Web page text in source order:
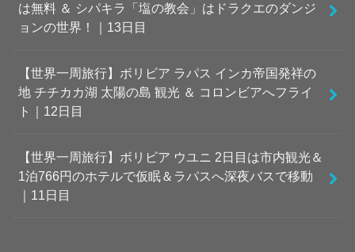
は無料 ＆ シパキラ「塩の教会」はドラクエのダンジ
ョンの世界！｜13日目
【世界一周旅行】ボリビア ラパス インカ帝国発祥の
地 チチカカ湖 太陽の島 観光 ＆ コロンビアへフライ
ト｜12日目
【世界一周旅行】ボリビア ウユニ 2日目は市内観光＆
1泊766円のホテルで仮眠＆ラパスへ深夜バスで移動
｜11日目